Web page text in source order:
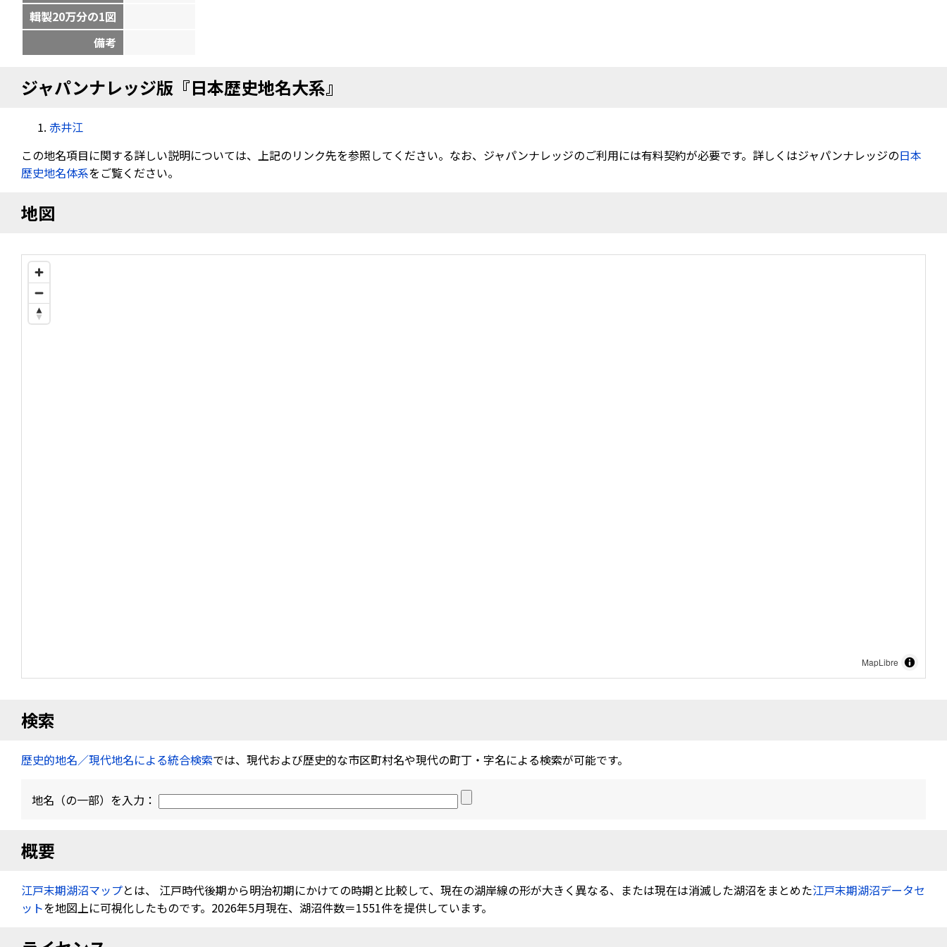
輯製20万分の1図
備考
ジャパンナレッジ版『日本歴史地名大系』
赤井江
この地名項目に関する詳しい説明については、上記のリンク先を参照してください。なお、ジャパンナレッジのご利用には有料契約が必要です。詳しくはジャパンナレッジの日本
歴史地名体系をご覧ください。
地図
MapLibre
検索
歴史的地名／現代地名による統合検索では、現代および歴史的な市区町村名や現代の町丁・字名による検索が可能です。
地名（の一部）を入力：
概要
江戸末期湖沼マップとは、 江戸時代後期から明治初期にかけての時期と比較して、現在の湖岸線の形が大きく異なる、または現在は消滅した湖沼をまとめた江戸末期湖沼データセ
ットを地図上に可視化したものです。2026年5月現在、湖沼件数＝1551件を提供しています。